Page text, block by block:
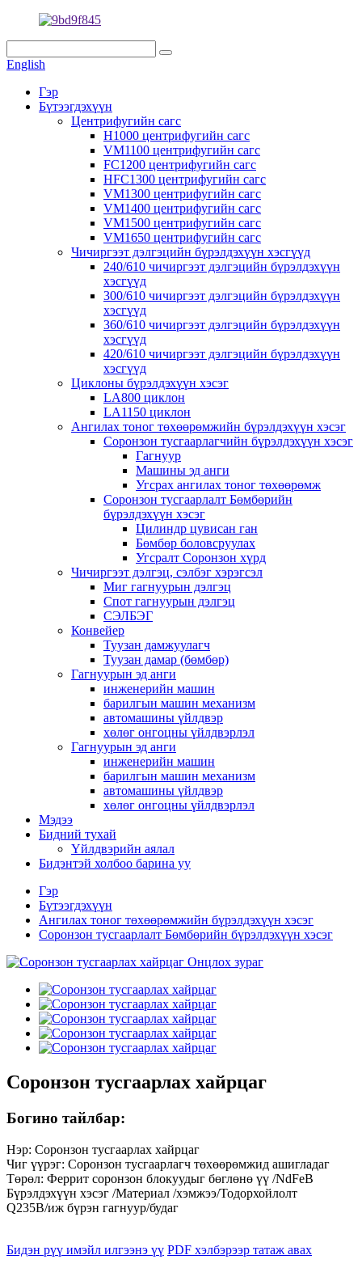
English
Гэр
Бүтээгдэхүүн
Центрифугийн сагс
H1000 центрифугийн сагс
VM1100 центрифугийн сагс
FC1200 центрифугийн сагс
HFC1300 центрифугийн сагс
VM1300 центрифугийн сагс
VM1400 центрифугийн сагс
VM1500 центрифугийн сагс
VM1650 центрифугийн сагс
Чичиргээт дэлгэцийн бүрэлдэхүүн хэсгүүд
240/610 чичиргээт дэлгэцийн бүрэлдэхүүн
хэсгүүд
300/610 чичиргээт дэлгэцийн бүрэлдэхүүн
хэсгүүд
360/610 чичиргээт дэлгэцийн бүрэлдэхүүн
хэсгүүд
420/610 чичиргээт дэлгэцийн бүрэлдэхүүн
хэсгүүд
Циклоны бүрэлдэхүүн хэсэг
LA800 циклон
LA1150 циклон
Ангилах тоног төхөөрөмжийн бүрэлдэхүүн хэсэг
Соронзон тусгаарлагчийн бүрэлдэхүүн хэсэг
Гагнуур
Машины эд анги
Угсрах ангилах тоног төхөөрөмж
Соронзон тусгаарлалт Бөмбөрийн
бүрэлдэхүүн хэсэг
Цилиндр цувисан ган
Бөмбөр боловсруулах
Угсралт Соронзон хүрд
Чичиргээт дэлгэц, сэлбэг хэрэгсэл
Миг гагнуурын дэлгэц
Спот гагнуурын дэлгэц
СЭЛБЭГ
Конвейер
Туузан дамжуулагч
Туузан дамар (бөмбөр)
Гагнуурын эд анги
инженерийн машин
барилгын машин механизм
автомашины үйлдвэр
хөлөг онгоцны үйлдвэрлэл
Гагнуурын эд анги
инженерийн машин
барилгын машин механизм
автомашины үйлдвэр
хөлөг онгоцны үйлдвэрлэл
Мэдээ
Бидний тухай
Үйлдвэрийн аялал
Бидэнтэй холбоо барина уу
Гэр
Бүтээгдэхүүн
Ангилах тоног төхөөрөмжийн бүрэлдэхүүн хэсэг
Соронзон тусгаарлалт Бөмбөрийн бүрэлдэхүүн хэсэг
Соронзон тусгаарлах хайрцаг
Богино тайлбар:
Нэр: Соронзон тусгаарлах хайрцаг
Чиг үүрэг: Соронзон тусгаарлагч төхөөрөмжид ашигладаг
Төрөл: Феррит соронзон блокуудыг бөглөнө үү /NdFeB
Бүрэлдэхүүн хэсэг /Материал /хэмжээ/Тодорхойлолт
Q235B/иж бүрэн гагнуур/будаг
Бидэн рүү имэйл илгээнэ үү PDF хэлбэрээр татаж авах